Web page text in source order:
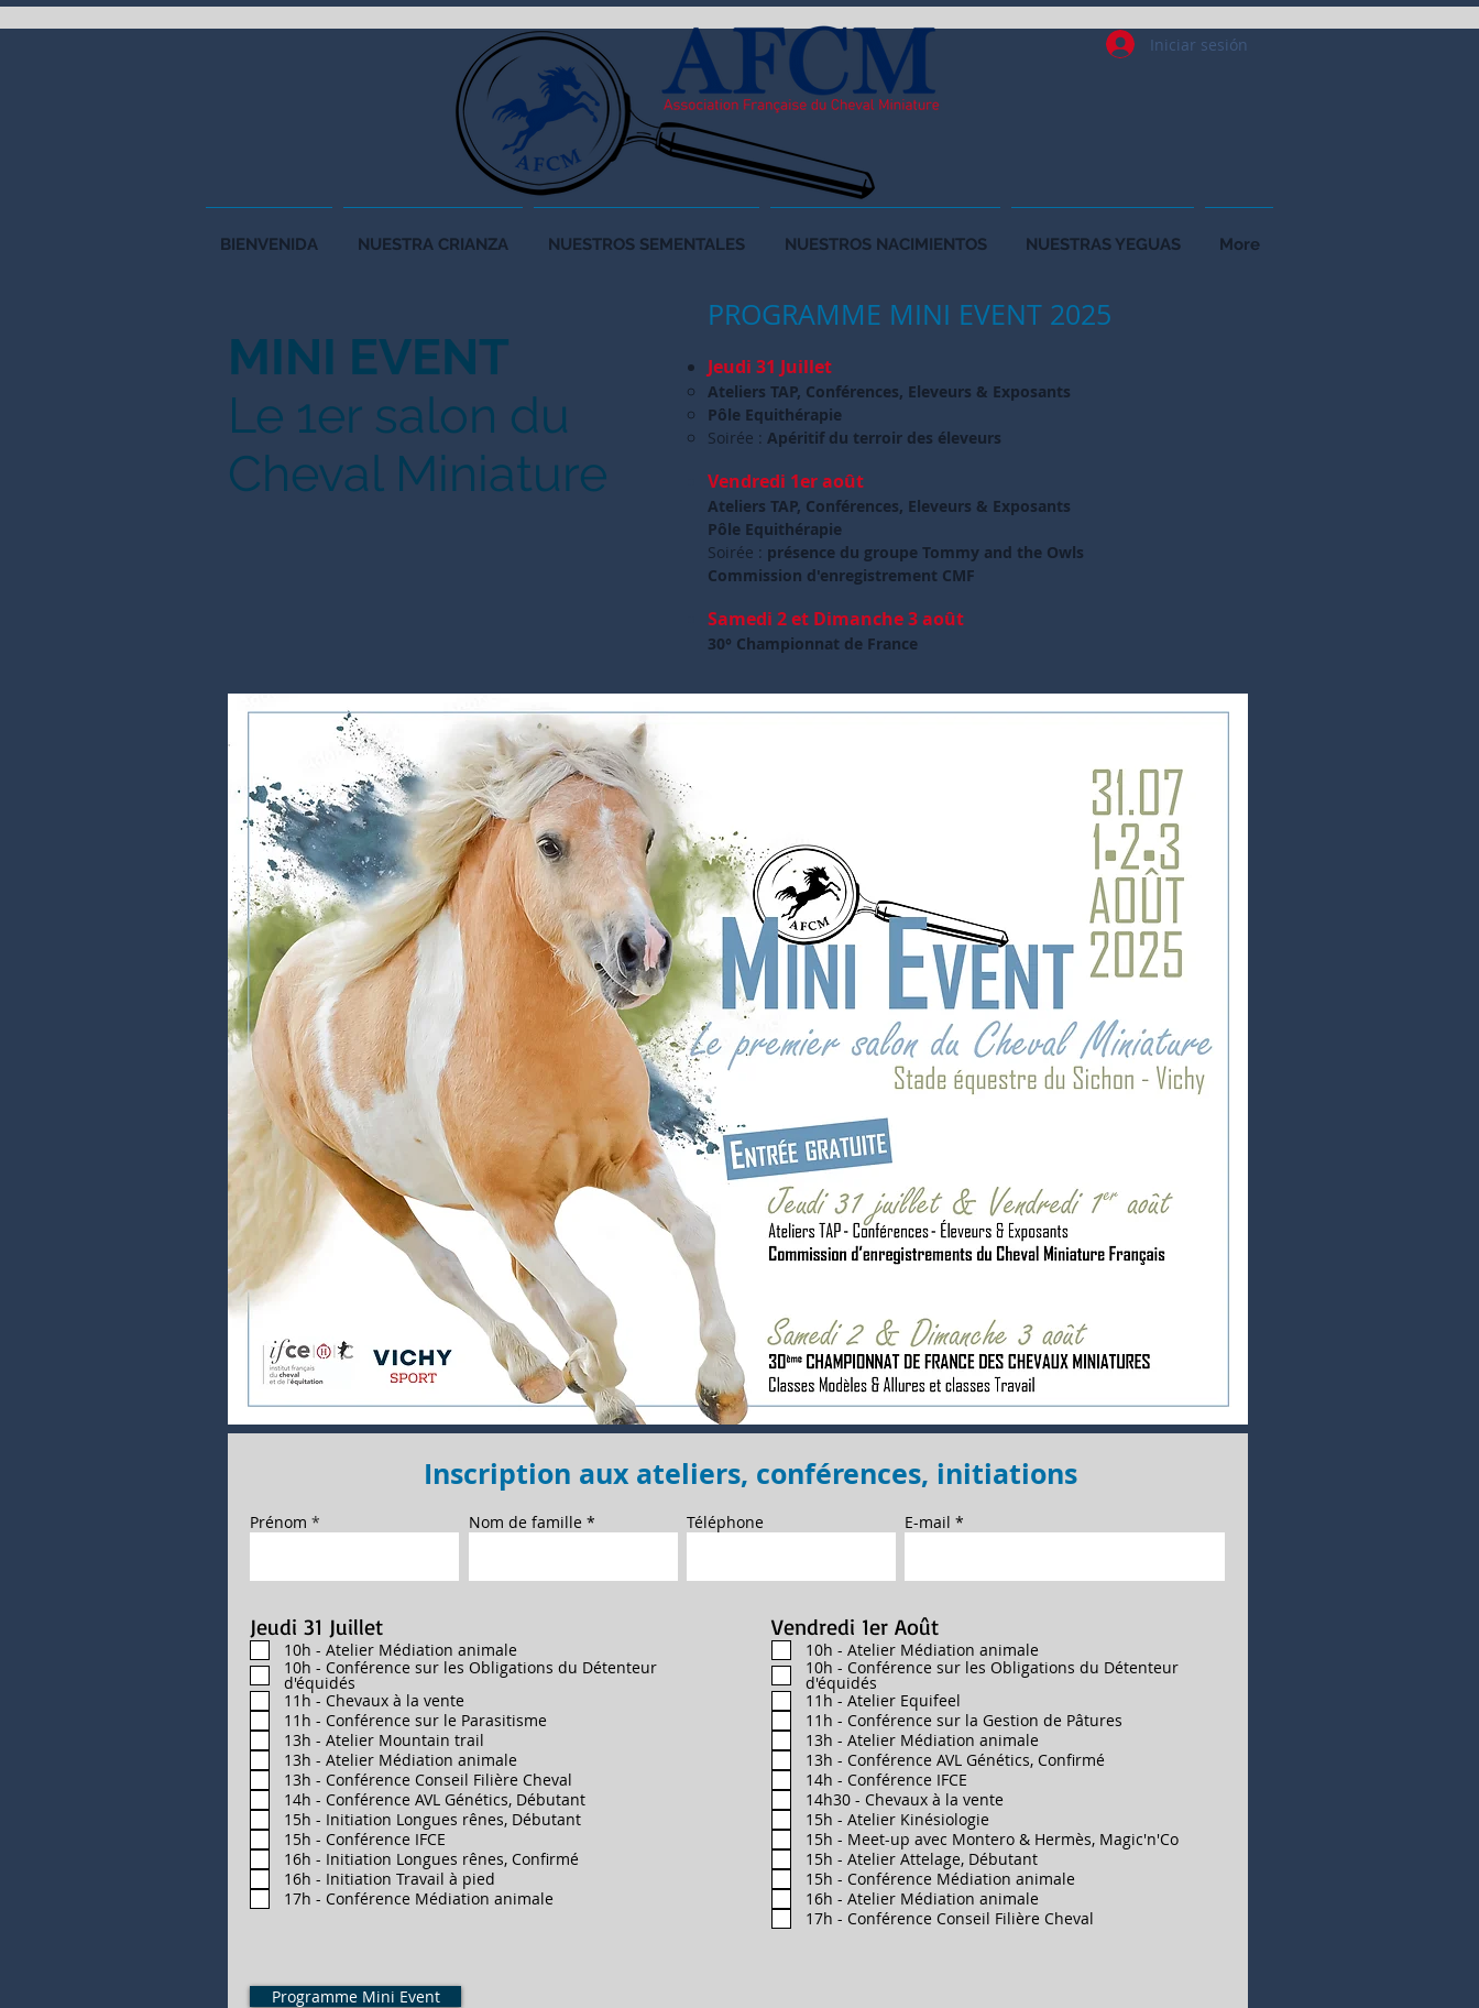
Iniciar sesión
BIENVENIDA NUESTRA CRIANZA NUESTROS SEMENTALES NUESTROS NACIMIENTOS NUESTRAS YEGUAS More
MINI EVENT
Le 1er salon du
Cheval Miniature
PROGRAMME MINI EVENT 2025
Jeudi 31 Juillet
Ateliers TAP, Conférences, Eleveurs & Exposants
Pôle Equithérapie
Soirée : Apéritif du terroir des éleveurs
Vendredi 1er août
Ateliers TAP, Conférences, Eleveurs & Exposants
Pôle Equithérapie
Soirée : présence du groupe Tommy and the Owls
Commission d'enregistrement CMF
Samedi 2 et Dimanche 3 août
30° Championnat de France
Inscription aux ateliers, conférences, initiations
Prénom Nom de famille Téléphone E-mail
Jeudi 31 Juillet
10h - Atelier Médiation animale
10h - Conférence sur les Obligations du Détenteur
d'équidés
11h - Chevaux à la vente
11h - Conférence sur le Parasitisme
13h - Atelier Mountain trail
13h - Atelier Médiation animale
13h - Conférence Conseil Filière Cheval
14h - Conférence AVL Génétics, Débutant
15h - Initiation Longues rênes, Débutant
15h - Conférence IFCE
16h - Initiation Longues rênes, Confirmé
16h - Initiation Travail à pied
17h - Conférence Médiation animale
Vendredi 1er Août
10h - Atelier Médiation animale
10h - Conférence sur les Obligations du Détenteur
d'équidés
11h - Atelier Equifeel
11h - Conférence sur la Gestion de Pâtures
13h - Atelier Médiation animale
13h - Conférence AVL Génétics, Confirmé
14h - Conférence IFCE
14h30 - Chevaux à la vente
15h - Atelier Kinésiologie
15h - Meet-up avec Montero & Hermès, Magic'n'Co
15h - Atelier Attelage, Débutant
15h - Conférence Médiation animale
16h - Atelier Médiation animale
17h - Conférence Conseil Filière Cheval
Programme Mini Event